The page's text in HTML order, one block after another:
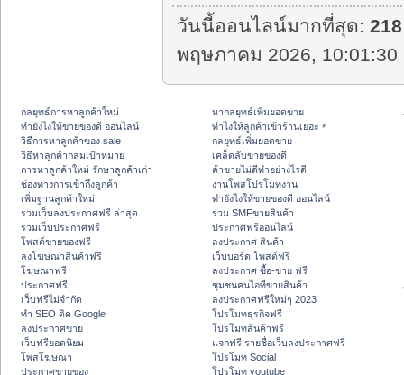
วันนี้ออนไลน์มากที่สุด:218
พฤษภาคม 2026, 10:01:30
กลยุทธ์การหาลูกค้าใหม่
ทํายังไงให้ขายของดี ออนไลน์
วิธีการหาลูกค้าของ sale
วิธีหาลูกค้ากลุ่มเป้าหมาย
การหาลูกค้าใหม่ รักษาลูกค้าเก่า
ช่องทางการเข้าถึงลูกค้า
เพิ่มฐานลูกค้าใหม่
รวมเว็บลงประกาศฟรี ล่าสุด
รวมเว็บประกาศฟรี
โพสต์ขายของฟรี
ลงโฆษณาสินค้าฟรี
โฆษณาฟรี
ประกาศฟรี
เว็บฟรีไม่จำกัด
ทำ SEO ติด Google
ลงประกาศขาย
เว็บฟรียอดนิยม
โพสโฆษณา
ประกาศขายของ
หากลยุทธ์เพิ่มยอดขาย
ทําไงให้ลูกค้าเข้าร้านเยอะ ๆ
กลยุทธ์เพิ่มยอดขาย
เคล็ดลับขายของดี
ค้าขายไม่ดีทำอย่างไรดี
งานโพสโปรโมทงาน
ทํายังไงให้ขายของดี ออนไลน์
รวม SMFขายสินค้า
ประกาศฟรีออนไลน์
ลงประกาศ สินค้า
เว็บบอร์ด โพสต์ฟรี
ลงประกาศ ซื้อ-ขาย ฟรี
ชุมชนคนไอทีขายสินค้า
ลงประกาศฟรีใหม่ๆ 2023
โปรโมทธุรกิจฟรี
โปรโมทสินค้าฟรี
แจกฟรี รายชื่อเว็บลงประกาศฟรี
โปรโมท Social
โปรโมท youtube